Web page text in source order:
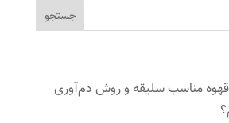
قهوه مناسب سلیقه و روش دم‌آوری